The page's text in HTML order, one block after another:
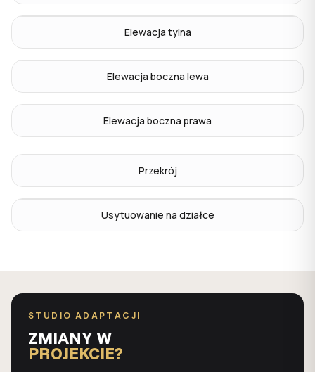
Elewacja tylna
Elewacja boczna lewa
Elewacja boczna prawa
Przekrój
Usytuowanie na działce
STUDIO ADAPTACJI
ZMIANY W
PROJEKCIE?